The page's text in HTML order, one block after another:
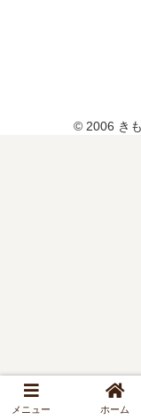
© 2006 き
メニュー ホーム